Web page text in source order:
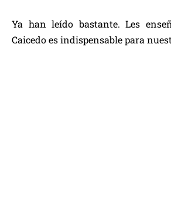
Ya han leído bastante. Les
Caicedo es indispensable para